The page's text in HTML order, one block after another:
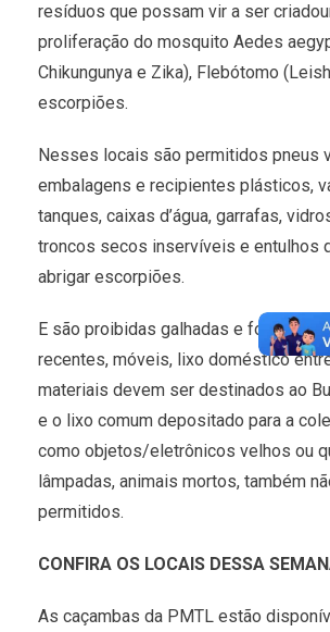
resíduos que possam vir a ser
proliferação do mosquito Aedes
Chikungunya e Zika), Flebótomo
escorpiões.
Nesses locais são permitidos pneus
embalagens e recipientes plásticos,
tanques, caixas d’água, garrafas,
troncos secos inservíveis e entulhos
abrigar escorpiões.
E são proibidas galhadas e folhagens
recentes, móveis, lixo doméstico
materiais devem ser destinados ao
e o lixo comum depositado para a
como objetos/eletrônicos velhos ou
lâmpadas, animais mortos, também
permitidos.
CONFIRA OS LOCAIS DESSA
As caçambas da PMTL estão